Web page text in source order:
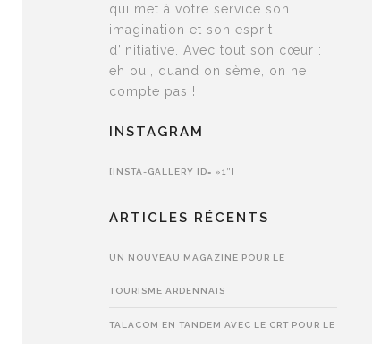
qui met à votre service son
imagination et son esprit
d’initiative. Avec tout son cœur :
eh oui, quand on sème, on ne
compte pas !
INSTAGRAM
[INSTA-GALLERY ID= »1″]
ARTICLES RÉCENTS
UN NOUVEAU MAGAZINE POUR LE
TOURISME ARDENNAIS
TALACOM EN TANDEM AVEC LE CRT POUR LE